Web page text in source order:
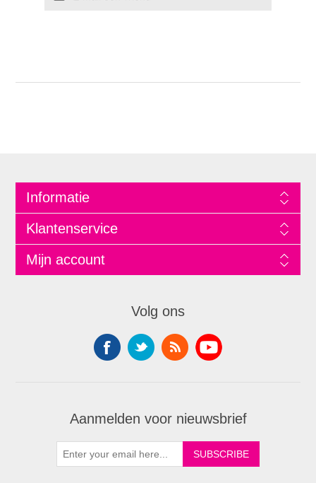
Informatie
Klantenservice
Mijn account
Volg ons
Aanmelden voor nieuwsbrief